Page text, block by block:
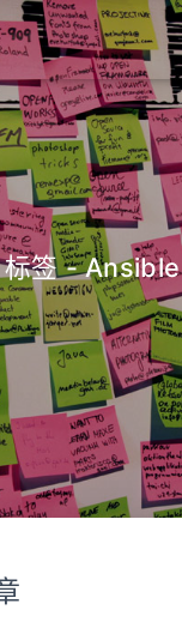
归档
关于
搜索
标签 - Ansible